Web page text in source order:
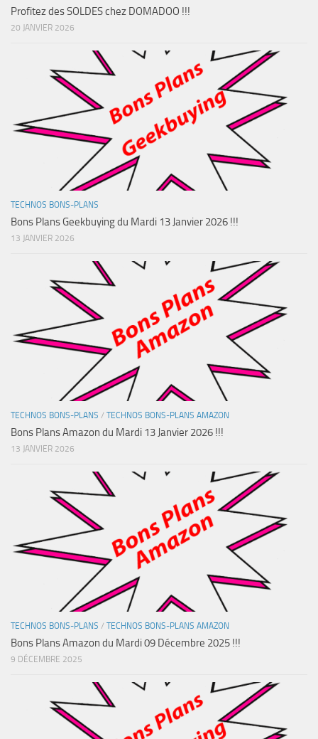
Profitez des SOLDES chez DOMADOO !!!
20 JANVIER 2026
TECHNOS BONS-PLANS
Bons Plans Geekbuying du Mardi 13 Janvier 2026 !!!
13 JANVIER 2026
TECHNOS BONS-PLANS / TECHNOS BONS-PLANS AMAZON
Bons Plans Amazon du Mardi 13 Janvier 2026 !!!
13 JANVIER 2026
TECHNOS BONS-PLANS / TECHNOS BONS-PLANS AMAZON
Bons Plans Amazon du Mardi 09 Décembre 2025 !!!
9 DÉCEMBRE 2025